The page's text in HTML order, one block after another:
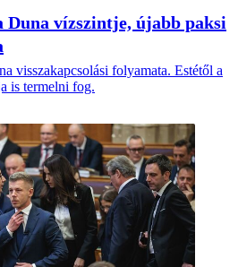
Duna vízszintje, újabb paksi
visszakapcsolási folyamata. Estétől a
is termelni fog.